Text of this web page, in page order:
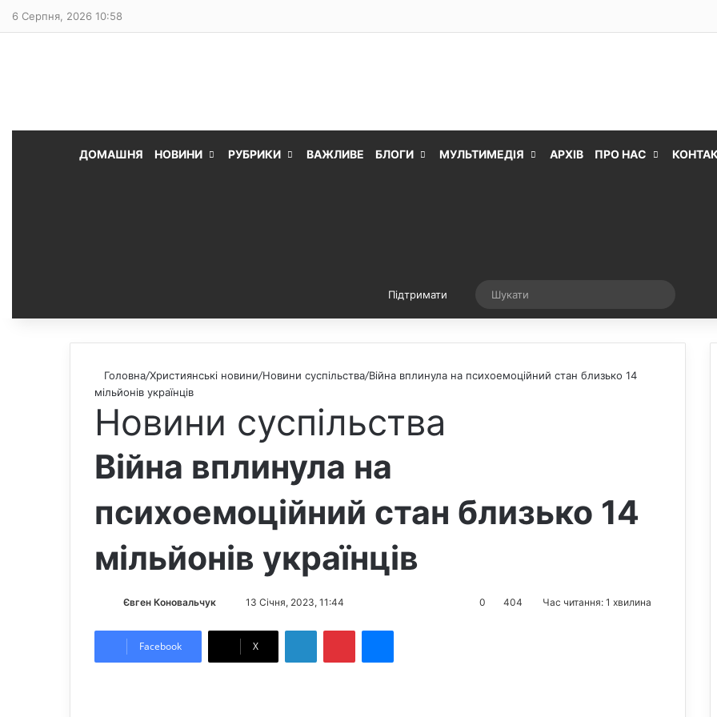
6 Серпня, 2026 10:58
ДОМАШНЯ НОВИНИ РУБРИКИ ВАЖЛИВЕ БЛОГИ МУЛЬТИМЕДІЯ АРХІВ ПРО НАС
Підтримати Випадкова стаття
Головна/Християнські новини/Новини суспільства/Війна вплинула на психоемоційний стан близько 14
мільйонів українців
Новини суспільства
Війна вплинула на
психоемоційний стан близько 14
мільйонів українців
Євген Коновальчук
d
13 Січня, 2023, 11:44 0 404 Час читання: 1 хвилина
Facebook X